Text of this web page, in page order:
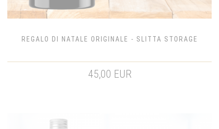
REGALO DI NATALE ORIGINALE - SLITTA STORAGE
45,00 EUR